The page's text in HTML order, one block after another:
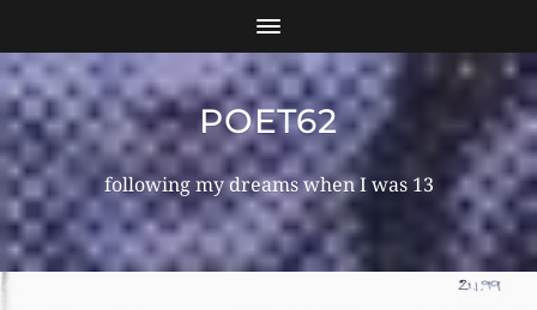
POET62
following my dreams when I was 13